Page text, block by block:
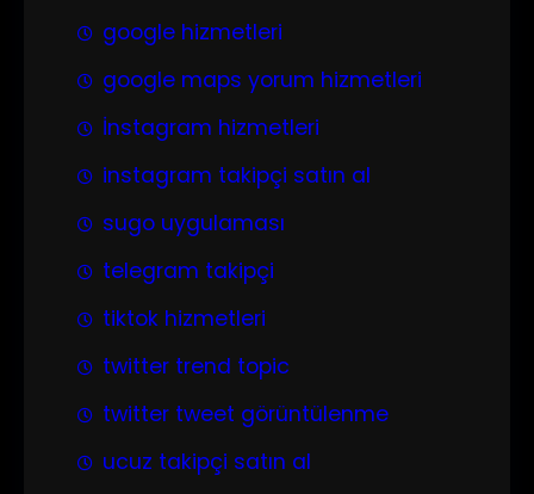
google hizmetleri
google maps yorum hizmetleri
İnstagram hizmetleri
instagram takipçi satın al
sugo uygulaması
telegram takipçi
tiktok hizmetleri
twitter trend topic
twitter tweet görüntülenme
ucuz takipçi satın al